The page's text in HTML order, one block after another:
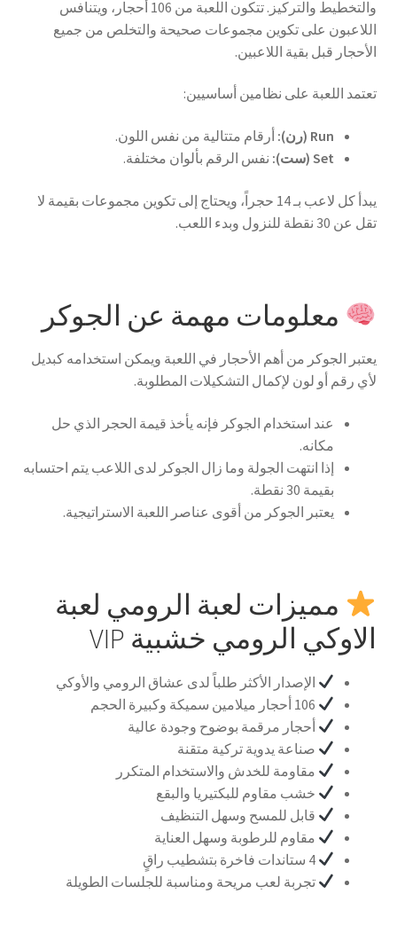
والتخطيط والتركيز. تتكون اللعبة من 106 أحجار، ويتنافس
اللاعبون على تكوين مجموعات صحيحة والتخلص من جميع
الأحجار قبل بقية اللاعبين.
تعتمد اللعبة على نظامين أساسيين:
Run (رن):
أرقام متتالية من نفس اللون.
Set (ست):
نفس الرقم بألوان مختلفة.
يبدأ كل لاعب بـ 14 حجراً، ويحتاج إلى تكوين مجموعات بقيمة لا
تقل عن 30 نقطة للنزول وبدء اللعب.
معلومات مهمة عن الجوكر
يعتبر الجوكر من أهم الأحجار في اللعبة ويمكن استخدامه كبديل
لأي رقم أو لون لإكمال التشكيلات المطلوبة.
عند استخدام الجوكر فإنه يأخذ قيمة الحجر الذي حل
مكانه.
إذا انتهت الجولة وما زال الجوكر لدى اللاعب يتم احتسابه
بقيمة 30 نقطة.
يعتبر الجوكر من أقوى عناصر اللعبة الاستراتيجية.
مميزات لعبة الرومي لعبة
الاوكي الرومي خشبية VIP
الإصدار الأكثر طلباً لدى عشاق الرومي والأوكي
أحجار مرقمة بوضوح وجودة عالية
صناعة يدوية تركية متقنة
مقاومة للخدش والاستخدام المتكرر
خشب مقاوم للبكتيريا والبقع
قابل للمسح وسهل التنظيف
مقاوم للرطوبة وسهل العناية
تجربة لعب مريحة ومناسبة للجلسات الطويلة